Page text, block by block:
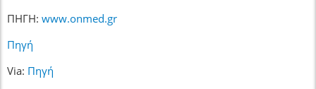
ΠΗΓΗ: www.onmed.gr
Πηγή
Via: Πηγή